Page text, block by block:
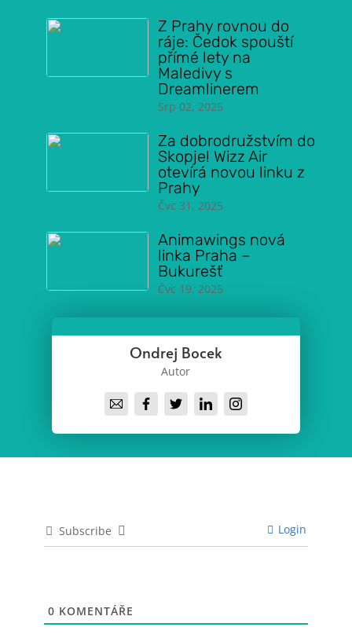
Z Prahy rovnou do
ráje: Čedok spouští
přímé lety na
Maledivy s
Dreamlinerem
Srp 02, 2025
Za dobrodružstvím do
Skopje! Wizz Air
otevírá novou linku z
Prahy
Čvc 31, 2025
Animawings nová
linka Praha –
Bukurešť
Čvc 19, 2025
Ondrej Bocek
Autor
Subscribe Login
0 KOMENTÁŘE